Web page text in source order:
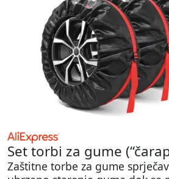
Set torbi za gume
Zaštitne torbe za gume